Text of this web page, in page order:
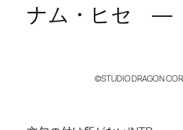
ナム・ヒセ ―
©STUDIO DRAGON